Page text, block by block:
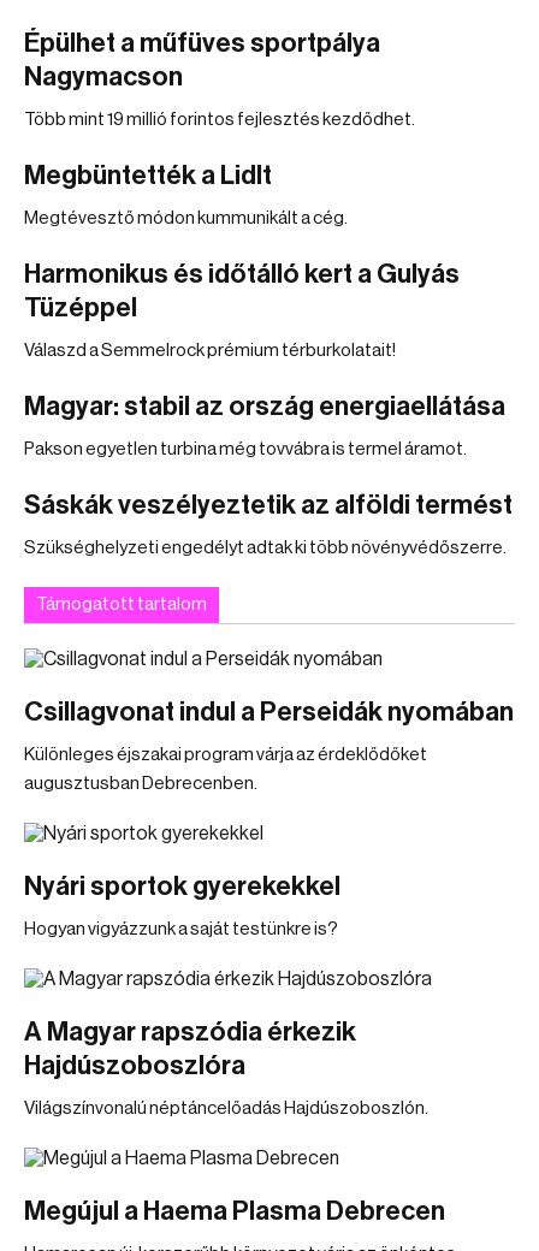
Épülhet a műfüves sportpálya
Nagymacson
Több mint 19 millió forintos fejlesztés kezdődhet.
Megbüntették a Lidlt
Megtévesztő módon kummunikált a cég.
Harmonikus és időtálló kert a Gulyás
Tüzéppel
Válaszd a Semmelrock prémium térburkolatait!
Magyar: stabil az ország energiaellátása
Pakson egyetlen turbina még tovvábra is termel áramot.
Sáskák veszélyeztetik az alföldi termést
Szükséghelyzeti engedélyt adtak ki több növényvédőszerre.
Támogatott tartalom
Csillagvonat indul a Perseidák nyomában
Különleges éjszakai program várja az érdeklődőket
augusztusban Debrecenben.
Nyári sportok gyerekekkel
Hogyan vigyázzunk a saját testünkre is?
A Magyar rapszódia érkezik
Hajdúszoboszlóra
Világszínvonalú néptáncelőadás Hajdúszoboszlón.
Megújul a Haema Plasma Debrecen